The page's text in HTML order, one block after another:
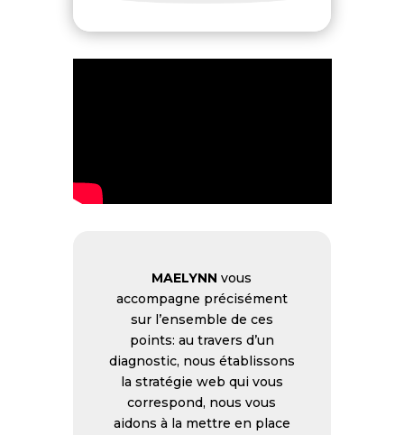
MAELYNN vous
accompagne précisément
sur l’ensemble de ces
points: au travers d’un
diagnostic, nous établissons
la stratégie web qui vous
correspond, nous vous
aidons à la mettre en place